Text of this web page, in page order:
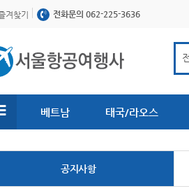
겨찾기 전화문의 062-225-3636
베트남 태국/라오스
공지사항